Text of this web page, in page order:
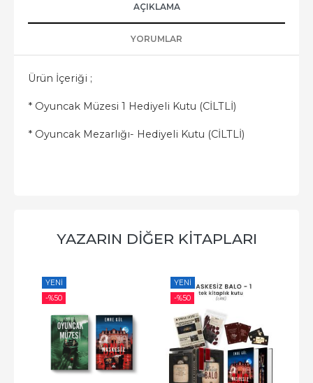
AÇIKLAMA
YORUMLAR
Ürün İçeriği ;
* Oyuncak Müzesi 1 Hediyeli Kutu (CİLTLİ)
* Oyuncak Mezarlığı- Hediyeli Kutu (CİLTLİ)
YAZARIN DIĞER KITAPLARI
YENI
-%50
YENI
-%50